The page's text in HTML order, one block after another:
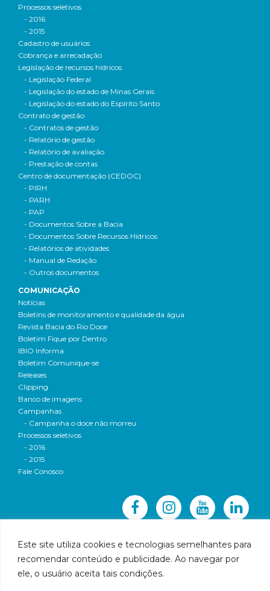
Este site utiliza cookies e tecnologias semelhantes para
recomendar conteúdo e publicidade. Ao navegar por
ele, o usuário aceita tais condições.
Processos seletivos
- 2016
- 2015
Cadastro de usuários
Cobrança e arrecadação
Legislação de recursos hídricos
- Legislação Federal
- Legislação do estado de Minas Gerais
- Legislação do estado do Espírito Santo
Contrato de gestão
- Contratos de gestão
- Relatório de gestão
- Relatório de avaliação
- Prestação de contas
Centro de documentação (CEDOC)
- PIRH
- PARH
- PAP
- Documentos Sobre a Bacia
- Documentos Sobre Recursos Hídricos
- Relatórios de atividades
- Manual de Redação
- Outros documentos
COMUNICAÇÃO
Notícias
Boletins de monitoramento e qualidade da água
Revista Bacia do Rio Doce
Boletim Fique por Dentro
IBIO Informa
Boletim Comunique-se
Releases
Clipping
Banco de imagens
Campanhas
- Campanha o doce não morreu
Processos seletivos
- 2016
- 2015
Fale Conosco
© 2016 CBH-Doce - Todos os direitos reservados